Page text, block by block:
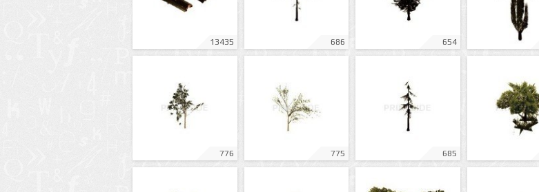
13435 686 654
776 775 685